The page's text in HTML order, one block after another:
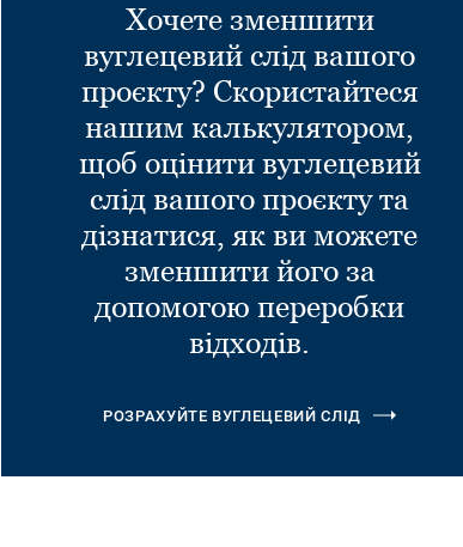
Хочете зменшити
вуглецевий слід вашого
проєкту? Скористайтеся
нашим калькулятором,
щоб оцінити вуглецевий
слід вашого проєкту та
дізнатися, як ви можете
зменшити його за
допомогою переробки
відходів.
РОЗРАХУЙТЕ ВУГЛЕЦЕВИЙ СЛІД